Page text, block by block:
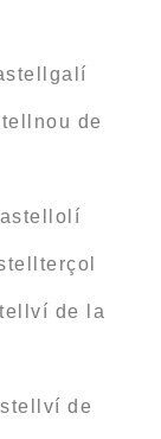
de
de la
de